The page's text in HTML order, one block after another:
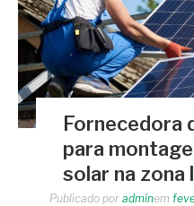
Fornecedora
para
solar na zona
Publicado por adminem